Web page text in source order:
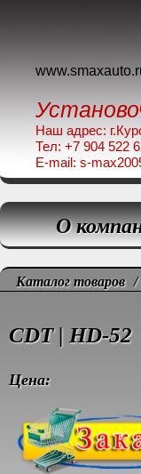
Наш адрес:
Тел: +7 904 522
E-mail: s-
О
Каталог товаров /
CDT | HD-52
Цена: